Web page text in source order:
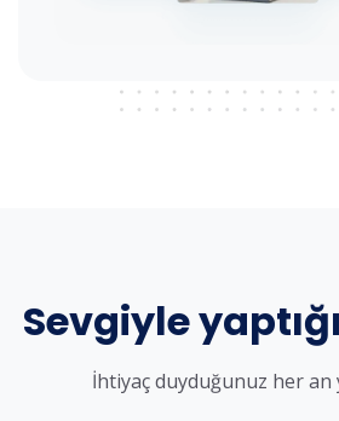
Sevgiyle
İhtiyaç duyduğunuz her an